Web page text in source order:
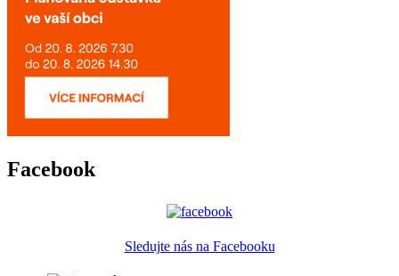
Facebook
Sledujte nás na Facebooku